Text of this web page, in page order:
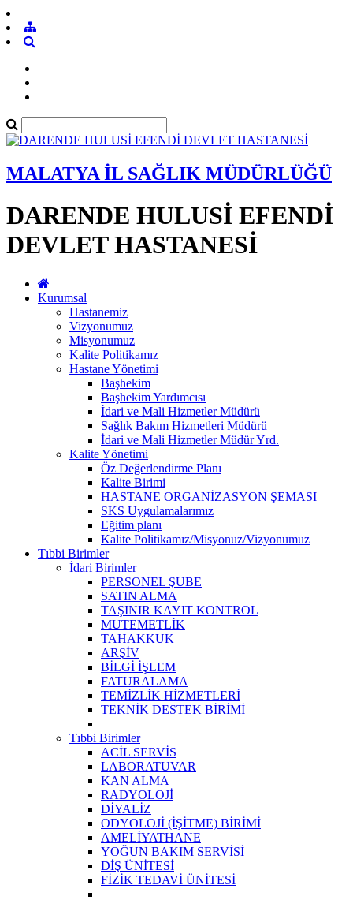
MALATYA İL SAĞLIK MÜDÜRLÜĞÜ
DARENDE HULUSİ EFENDİ
DEVLET HASTANESİ
Kurumsal
Hastanemiz
Vizyonumuz
Misyonumuz
Kalite Politikamız
Hastane Yönetimi
Başhekim
Başhekim Yardımcısı
İdari ve Mali Hizmetler Müdürü
Sağlık Bakım Hizmetleri Müdürü
İdari ve Mali Hizmetler Müdür Yrd.
Kalite Yönetimi
Öz Değerlendirme Planı
Kalite Birimi
HASTANE ORGANİZASYON ŞEMASI
SKS Uygulamalarımız
Eğitim planı
Kalite Politikamız/Misyonuz/Vizyonumuz
Tıbbi Birimler
İdari Birimler
PERSONEL ŞUBE
SATIN ALMA
TAŞINIR KAYIT KONTROL
MUTEMETLİK
TAHAKKUK
ARŞİV
BİLGİ İŞLEM
FATURALAMA
TEMİZLİK HİZMETLERİ
TEKNİK DESTEK BİRİMİ
Tıbbi Birimler
ACİL SERVİS
LABORATUVAR
KAN ALMA
RADYOLOJİ
DİYALİZ
ODYOLOJİ (İŞİTME) BİRİMİ
AMELİYATHANE
YOĞUN BAKIM SERVİSİ
DİŞ ÜNİTESİ
FİZİK TEDAVİ ÜNİTESİ